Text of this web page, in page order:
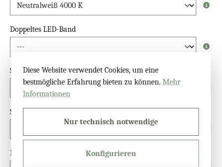
Info
Doppeltes LED-Band
Info
Schalter
Sensor
Dimmfunktion
Diese Website verwendet Cookies, um eine
bestmögliche Erfahrung bieten zu können.Mehr
Informationen
Nur technisch notwendige
Konfigurieren